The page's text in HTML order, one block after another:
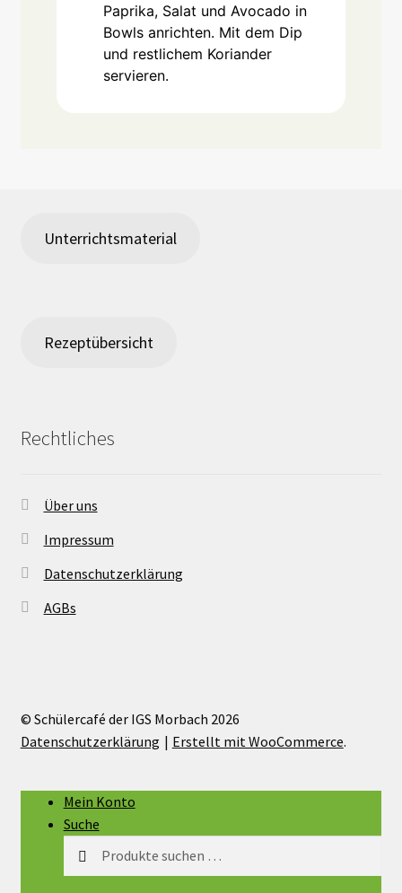
Paprika, Salat und Avocado in
Bowls anrichten. Mit dem Dip
und restlichem Koriander
servieren.
Unterrichtsmaterial
Rezeptübersicht
Rechtliches
Über uns
Impressum
Datenschutzerklärung
AGBs
© Schülercafé der IGS Morbach 2026
Datenschutzerklärung
Erstellt mit WooCommerce.
Mein Konto
Suche